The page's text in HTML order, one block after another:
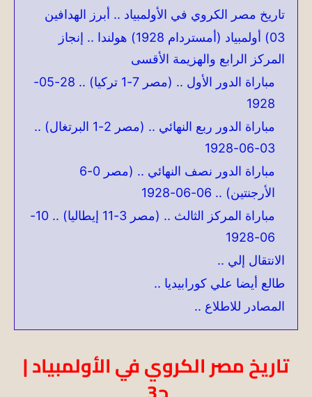
تاريخ مصر الكروي في الأولمبياد .. أبرز الهدافين
03) أولمبياد (أمستردام 1928) هولندا .. إنجاز
المركز الرابع والهزيمة الأقسى
مباراة الدور الأول .. (مصر 7-1 تركيا) .. 28-05-
1928
مباراة الدور ربع النهائي .. (مصر 2-1 البرتغال) ..
03-06-1928
مباراة الدور نصف النهائي .. (مصر 0-6
الأرجنتين) .. 06-06-1928
مباراة المركز الثالث .. (مصر 3-11 إيطاليا) .. 10-
06-1928
الانتقال إلي ..
طالع أيضا علي كورابيديا ..
المصادر للاطلاع ..
تاريخ مصر الكروي في الأولمبياد |